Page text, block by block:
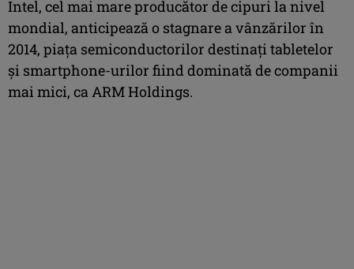
Intel, cel mai mare producător de cipuri la nivel
mondial, anticipează o stagnare a vânzărilor în
2014, piaţa semiconductorilor destinaţi tabletelor
şi smartphone-urilor fiind dominată de companii
mai mici, ca ARM Holdings.